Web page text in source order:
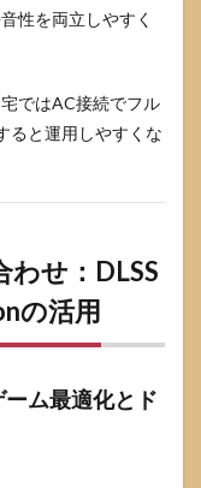
性を両立しやすく
ではAC接続でフル
ると運用しやすくな
せ：DLSS
の活用
ム最適化とド